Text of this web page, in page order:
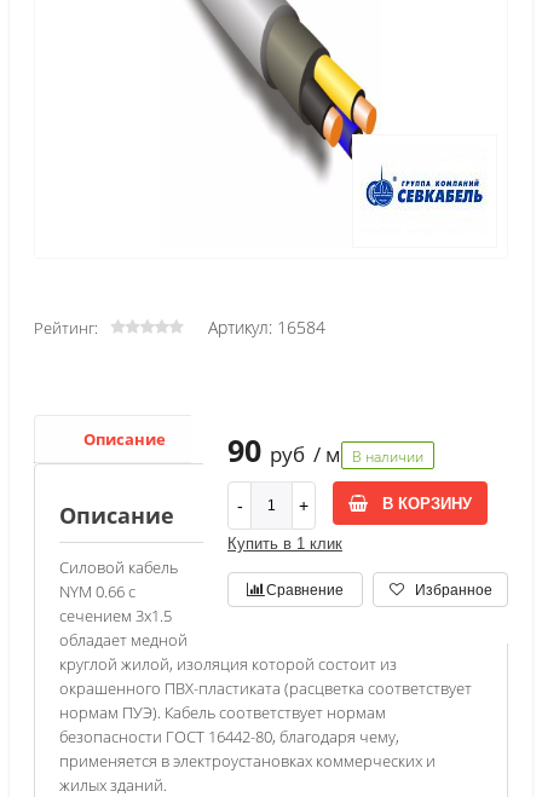
Рейтинг: Артикул: 16584
90 руб / м В наличии
В КОРЗИНУ
Купить в 1 клик
Сравнение Избранное
Описание Характеристики
Описание
Силовой кабель
NYM 0.66 с
сечением 3х1.5
обладает медной
круглой жилой, изоляция которой состоит из
окрашенного ПВХ-пластиката (расцветка соответствует
нормам ПУЭ). Кабель соответствует нормам
безопасности ГОСТ 16442-80, благодаря чему,
применяется в электроустановках коммерческих и
жилых зданий.